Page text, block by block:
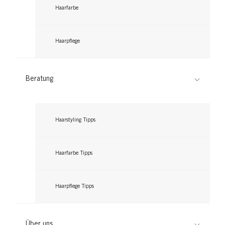
Haarfarbe
Haarpflege
Beratung
Haarstyling Tipps
Haarfarbe Tipps
Haarpflege Tipps